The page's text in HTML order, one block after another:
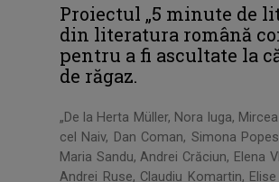
Proiectul „5 minute de
din literatura română
pentru a fi ascultate la
de răgaz.
„De la Herta Müller, Nora Iuga,
cel Naiv, Dan Coman, Simona
Maria Sandu, Andrei Crăciun, Elena
Andrei Ruse, Claudiu Komartin,